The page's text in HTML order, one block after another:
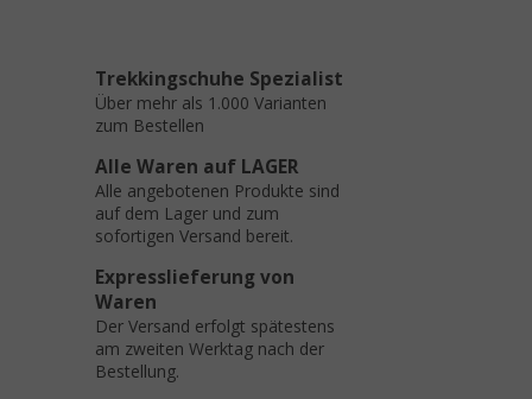
Trekkingschuhe Spezialist
Über mehr als 1.000 Varianten
zum Bestellen
Alle Waren auf LAGER
Alle angebotenen Produkte sind
auf dem Lager und zum
sofortigen Versand bereit.
Expresslieferung von
Waren
Der Versand erfolgt spätestens
am zweiten Werktag nach der
Bestellung.